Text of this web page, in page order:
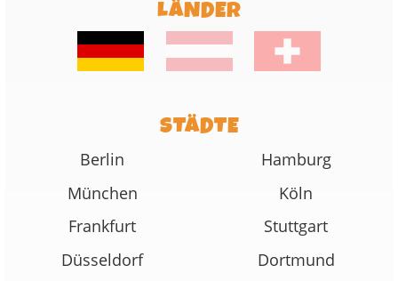
LÄNDER
STÄDTE
Berlin
Hamburg
München
Köln
Frankfurt
Stuttgart
Düsseldorf
Dortmund